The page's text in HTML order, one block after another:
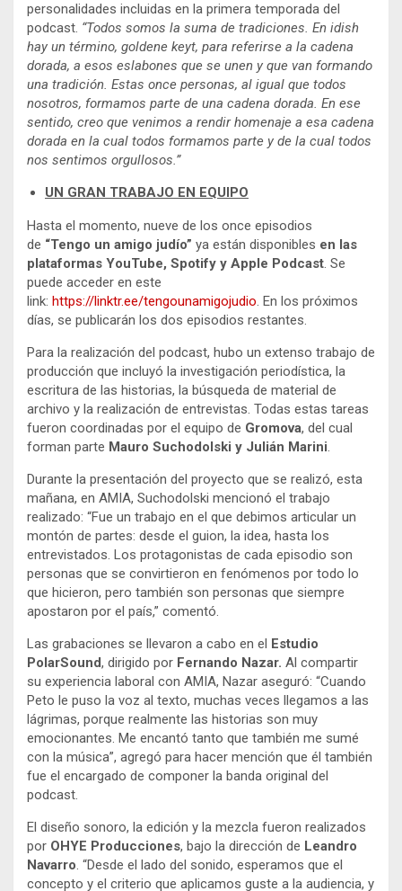
personalidades incluidas en la primera temporada del
podcast. “Todos somos la suma de tradiciones. En idish
hay un término, goldene keyt, para referirse a la cadena
dorada, a esos eslabones que se unen y que van formando
una tradición. Estas once personas, al igual que todos
nosotros, formamos parte de una cadena dorada. En ese
sentido, creo que venimos a rendir homenaje a esa cadena
dorada en la cual todos formamos parte y de la cual todos
nos sentimos orgullosos.”
UN GRAN TRABAJO EN EQUIPO
Hasta el momento, nueve de los once episodios
de “Tengo un amigo judío” ya están disponibles en las
plataformas YouTube, Spotify y Apple Podcast. Se
puede acceder en este
link: https://linktr.ee/tengounamigojudio. En los próximos
días, se publicarán los dos episodios restantes.
Para la realización del podcast, hubo un extenso trabajo de
producción que incluyó la investigación periodística, la
escritura de las historias, la búsqueda de material de
archivo y la realización de entrevistas. Todas estas tareas
fueron coordinadas por el equipo de Gromova, del cual
forman parte Mauro Suchodolski y Julián Marini.
Durante la presentación del proyecto que se realizó, esta
mañana, en AMIA, Suchodolski mencionó el trabajo
realizado: “Fue un trabajo en el que debimos articular un
montón de partes: desde el guion, la idea, hasta los
entrevistados. Los protagonistas de cada episodio son
personas que se convirtieron en fenómenos por todo lo
que hicieron, pero también son personas que siempre
apostaron por el país,” comentó.
Las grabaciones se llevaron a cabo en el
Estudio
PolarSound, dirigido por Fernando Nazar. Al compartir
su experiencia laboral con AMIA, Nazar aseguró: “Cuando
Peto le puso la voz al texto, muchas veces llegamos a las
lágrimas, porque realmente las historias son muy
emocionantes. Me encantó tanto que también me sumé
con la música”, agregó para hacer mención que él también
fue el encargado de componer la banda original del
podcast.
El diseño sonoro, la edición y la mezcla fueron realizados
por OHYE Producciones, bajo la dirección de Leandro
Navarro. “Desde el lado del sonido, esperamos que el
concepto y el criterio que aplicamos guste a la audiencia, y